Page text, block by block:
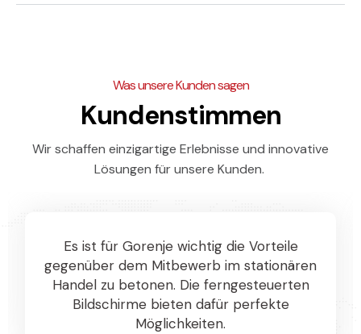
Was unsere Kunden sagen
Kundenstimmen
Wir schaffen einzigartige Erlebnisse und innovative
Lösungen für unsere Kunden.
Es ist für Gorenje wichtig die Vorteile
gegenüber dem Mitbewerb im stationären
Handel zu betonen. Die ferngesteuerten
Bildschirme bieten dafür perfekte
Möglichkeiten.